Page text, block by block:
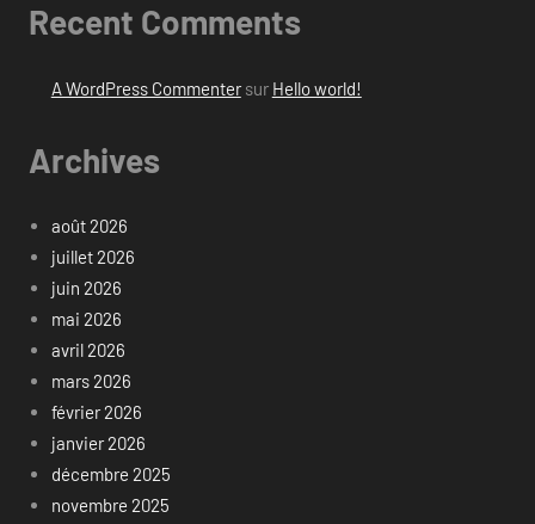
Recent Comments
A WordPress Commentersur Hello world!
Archives
août 2026
juillet 2026
juin 2026
mai 2026
avril 2026
mars 2026
février 2026
janvier 2026
décembre 2025
novembre 2025